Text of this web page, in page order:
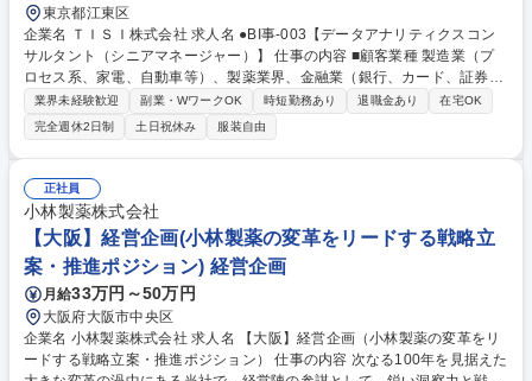
東京都江東区
企業名 ＴＩＳＩ株式会社 求人名 ●BI事-003【データアナリティクスコン
サルタント（シニアマネージャー）】 仕事の内容 ■顧客業種 製造業（プ
ロセス系、家電、自動車等）、製薬業界、金融業（銀行、カード、証券、
保険）、コンテンツ事業会社、人材企業、SIer、官公庁等 ■以下の業務を
ご担当いただきます。 ・AI・データ分析領域における、PoC及びAIモデル
構築案件のPM ・データ利活用に関するコンサルティングワークのPM ・
案件獲得に向けた提案活動（新規・継続ともに）※営業はおりますが、提
案オーナーはお任せします。 ・事業会社様とTISのデータ分析事業を掛け
合わせてスキームによる事業企画及び事業の推進 募集職種 ●BI事-003【デ
ータアナリティクスコンサルタント（シニアマネージャー）】
業界未経験歓迎 副業・WワークOK 時短勤務あり 退職金あり
在宅OK
完全週休2日制
土日祝休み 服装自由
正社員
小林製薬株式会社
【大阪】経営企画(小林製薬の変革をリードする戦略立
案・推進ポジション) 経営企画
月給33万円～50万円
大阪府大阪市中央区
企業名 小林製薬株式会社 求人名 【大阪】経営企画（小林製薬の変革をリ
ードする戦略立案・推進ポジション） 仕事の内容 次なる100年を見据えた